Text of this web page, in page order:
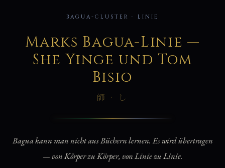
系
BAGUA-CLUSTER · LINIE
Marks Bagua-Linie —
She Yinge und Tom
Bisio
師 · し
Bagua kann man nicht aus Büchern lernen. Es wird übertragen
— von Körper zu Körper, von Linie zu Linie.